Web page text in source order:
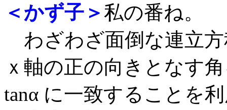
＜かず子＞私の番ね。
わざわざ面倒な連立
ｘ軸の正の向きとなす
tanα に一致することを